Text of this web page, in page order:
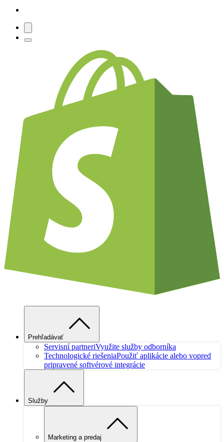
Prehľadávať
Servisní partneriVyužite služby odborníka
Technologické riešeniaPoužiť aplikácie alebo vopred
pripravené softvérové integrácie
Služby
Marketing a predaj